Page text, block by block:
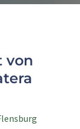
von